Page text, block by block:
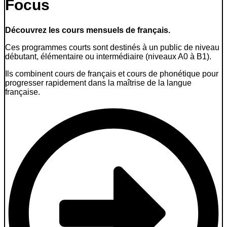
Focus
Découvrez les cours mensuels de français.
Ces programmes courts sont destinés à un public de niveau
débutant, élémentaire ou intermédiaire (niveaux A0 à B1).
Ils combinent cours de français et cours de phonétique pour
progresser rapidement dans la maîtrise de la langue
française.